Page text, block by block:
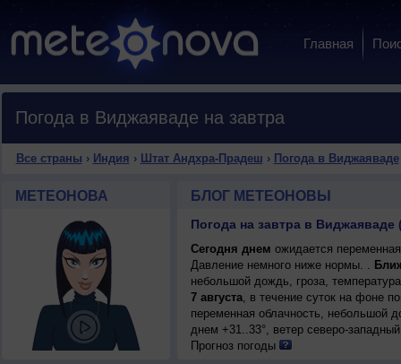
Главная
Погода в Виджаяваде на завтра
Все страны › Индия › Штат Андхра-Прадеш › Погода в Виджаяваде
МЕТЕОНОВА БЛОГ МЕТЕОНОВЫ
Погода на завтра в
Сегодня днем ожидается
Давление немного ниже нормы. .
небольшой дождь, гроза,
7 августа, в течение суток на фоне
переменная облачность, небольшой
днем +31..33°, ветер северо-
Прогноз погоды